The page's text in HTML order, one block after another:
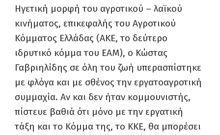
Ηγετική μορφή του αγροτικού – λαϊκού
κινήματος, επικεφαλής του Αγροτικού
Κόμματος Ελλάδας (ΑΚΕ, το δεύτερο
ιδρυτικό κόμμα του ΕΑΜ), ο Κώστας
Γαβριηλίδης σε όλη του ζωή υπερασπίστηκε
με φλόγα και με σθένος την εργατοαγροτική
συμμαχία. Αν και δεν ήταν κομμουνιστής,
πίστευε βαθιά ότι μόνο με την εργατική
τάξη και το Κόμμα της, το ΚΚΕ, θα μπορέσει